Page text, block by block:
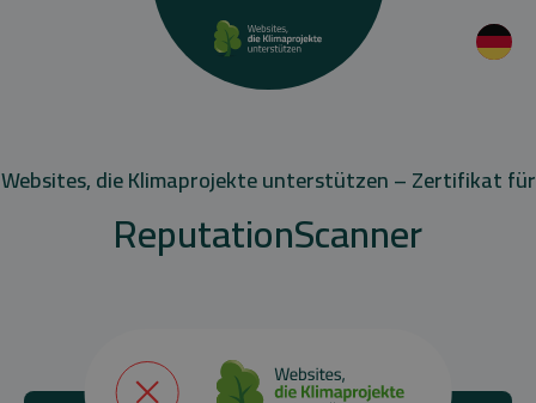
Websites, die Klimaprojekte unterstützen – Zertifikat für
ReputationScanner